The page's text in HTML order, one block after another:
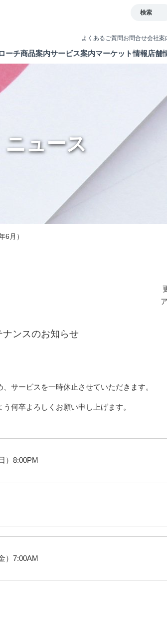
検索
よくあるご質問お問合せ会社案
ーチ商品案内
券
新商品情報
サービス案内マーケット情報店舗
ニュース
6月）
ナンスのお知らせ
サービスを一時休止させていただきます。
何卒よろしくお願い申し上げます。
）8:00PM
）7:00AM